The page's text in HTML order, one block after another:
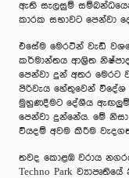
ඇති සැලසුම්
කාරක සභාවට පෙන්වා
එසේම මෙරටින් වැඩි
කර්මාන්තය ආශ්‍රිත
පෙන්වා දුන් අතර මෙරට
පිරිවැය හේතුවෙන්
මුහුණදීමට දේශීය
පෙන්වා දුන්නේය. මේ
වියදම් අවම කිරීම
තවද කොළඹ වරාය
Techno Park